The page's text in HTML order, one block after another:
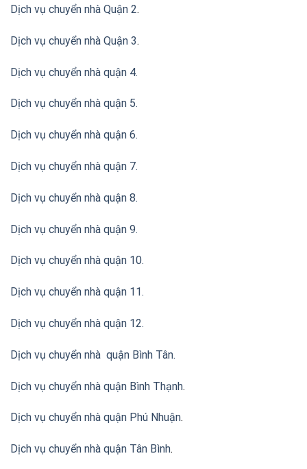
Dịch vụ chuyển nhà Quận 2.
Dịch vụ chuyển nhà Quận 3.
Dịch vụ chuyển nhà quận 4.
Dịch vụ chuyển nhà quận 5.
Dịch vụ chuyển nhà quận 6.
Dịch vụ chuyển nhà quận 7.
Dịch vụ chuyển nhà quận 8.
Dịch vụ chuyển nhà quận 9.
Dịch vụ chuyển nhà quận 10.
Dịch vụ chuyển nhà quận 11.
Dịch vụ chuyển nhà quận 12.
Dịch vụ chuyển nhà quận Bình Tân.
Dịch vụ chuyển nhà quận Bình Thạnh.
Dịch vụ chuyển nhà quận Phú Nhuận.
Dịch vụ chuyển nhà quận Tân Bình.